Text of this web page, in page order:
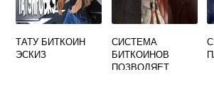
ТАТУ БИТКОИН
ЭСКИЗ
СИСТЕМА
БИТКОИНОВ
ПОЗВОЛЯЕТ